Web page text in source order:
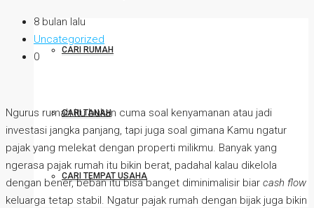
CARI RUMAH
CARI TANAH
CARI TEMPAT USAHA
8 bulan lalu
Uncategorized
0
Ngurus rumah itu bukan cuma soal kenyamanan atau jadi
investasi jangka panjang, tapi juga soal gimana Kamu ngatur
pajak yang melekat dengan properti milikmu. Banyak yang
ngerasa pajak rumah itu bikin berat, padahal kalau dikelola
dengan bener, beban itu bisa banget diminimalisir biar cash flow
keluarga tetap stabil. Ngatur pajak rumah dengan bijak juga bikin